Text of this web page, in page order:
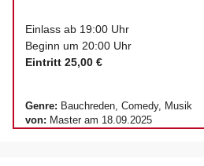
Einlass ab 19:00 Uhr
Beginn um 20:00 Uhr
Eintritt 25,00 €
Genre: Bauchreden, Comedy, Musik
von: Master am 18.09.2025